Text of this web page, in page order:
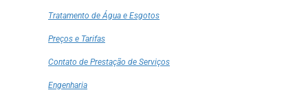
Tratamento de Água e Esgotos
Preços e Tarifas
Contato de Prestação de Serviços
Engenharia